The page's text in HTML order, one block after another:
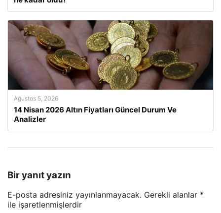
Ağustos 5, 2026
14 Nisan 2026 Altın Fiyatları Güncel Durum Ve
Analizler
Bir yanıt yazın
E-posta adresiniz yayınlanmayacak. Gerekli alanlar *
ile işaretlenmişlerdir